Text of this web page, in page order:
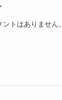
トはありません。